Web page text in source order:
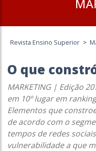
Revista Ensino Superior >
O que
MARKETING | Edição
em 10º lugar em
Elementos que
de acordo com o
tempos de redes
vulnerabilidade a que